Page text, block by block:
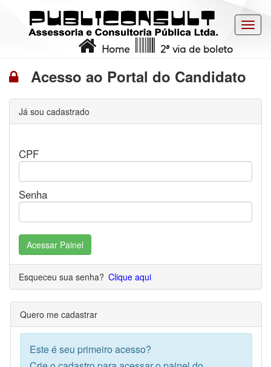
2ª via de boleto
Home
Acesso ao Portal do Candidato
Já sou cadastrado
CPF
Senha
Acessar Painel
Esqueceu sua senha? Clique aqui
Quero me cadastrar
Este é seu primeiro acesso?